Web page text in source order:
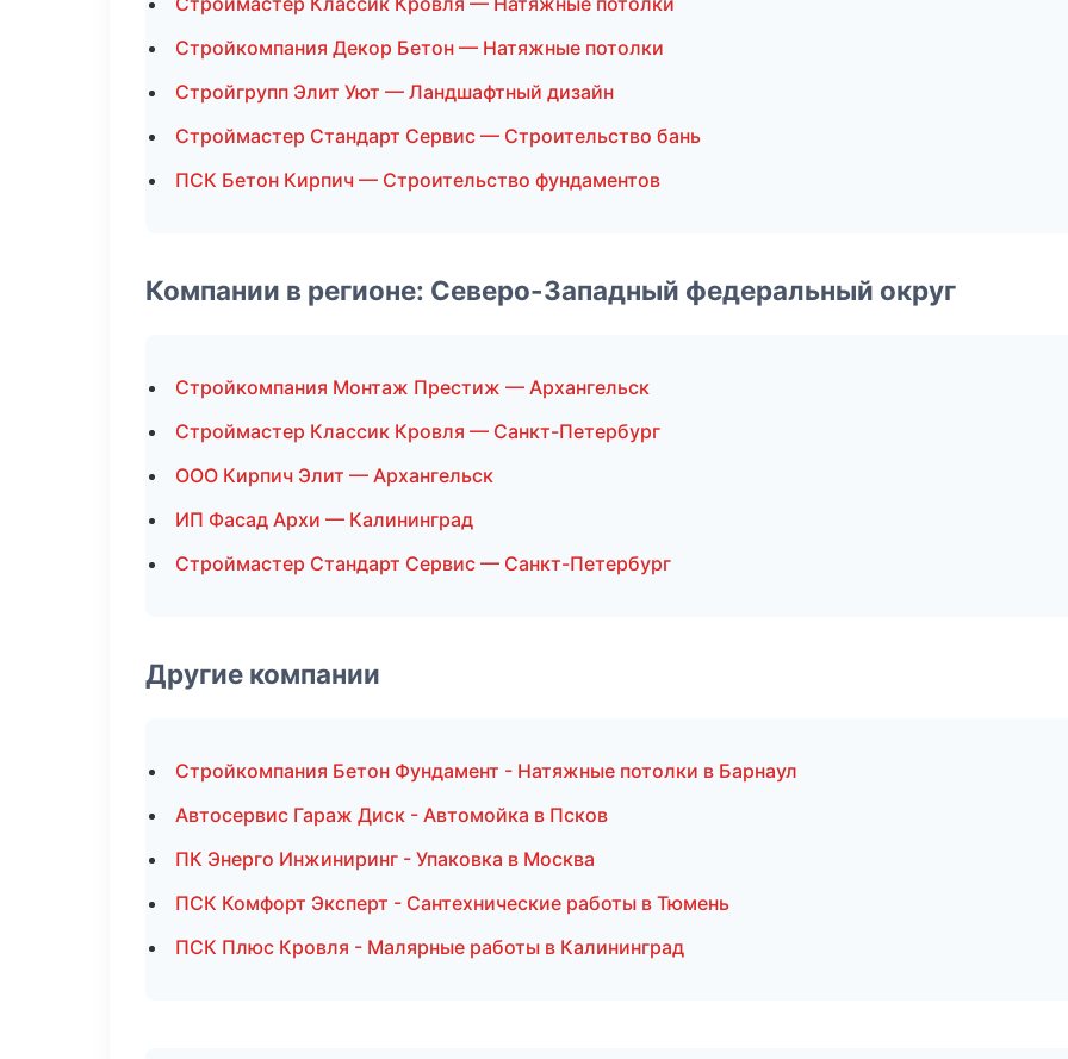
Стройкомпания Декор Бетон — Натяжные потолки
Стройгрупп Элит Уют — Ландшафтный дизайн
Строймастер Стандарт Сервис — Строительство бань
ПСК Бетон Кирпич — Строительство фундаментов
Компании в регионе: Северо-Западный федеральный округ
Стройкомпания Монтаж Престиж — Архангельск
Строймастер Классик Кровля — Санкт-Петербург
ООО Кирпич Элит — Архангельск
ИП Фасад Архи — Калининград
Строймастер Стандарт Сервис — Санкт-Петербург
Другие компании
Стройкомпания Бетон Фундамент - Натяжные потолки в Барнаул
Автосервис Гараж Диск - Автомойка в Псков
ПК Энерго Инжиниринг - Упаковка в Москва
ПСК Комфорт Эксперт - Сантехнические работы в Тюмень
ПСК Плюс Кровля - Малярные работы в Калининград